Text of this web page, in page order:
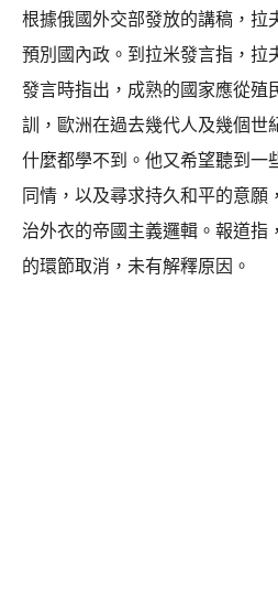
根據俄國外交部發放的講稿，拉
預別國內政。到拉米發言指，拉
發言時指出，成熟的國家應從殖
訓，歐洲在過去幾代人及幾個世
什麼都學不到。他又希望聽到一
同情，以及尋求持久和平的意願
治外衣的帝國主義邏輯。報道指
的環節取消，未有解釋原因。